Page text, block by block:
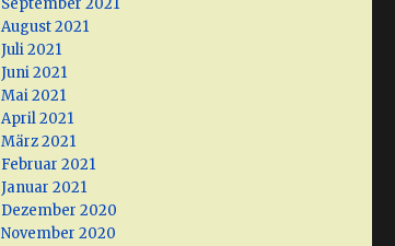
September 2021
August 2021
Juli 2021
Juni 2021
Mai 2021
April 2021
März 2021
Februar 2021
Januar 2021
Dezember 2020
November 2020